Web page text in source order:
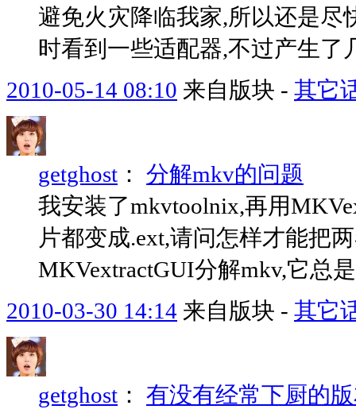
避免火灾降临我家,所以还是尽
时看到一些适配器,不过产生
2010-05-14 08:10 来自版块 - 其它
getghost ： 分解mkv的问题
我安装了mkvtoolnix,再用
片都变成.ext,请问怎样才能把
MKVextractGUI分解mkv,它总
2010-03-30 14:14 来自版块 - 其它
getghost ： 有没有经常下厨的